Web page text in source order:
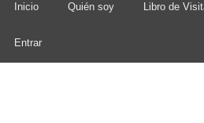
Main menu
Skip to content
Inicio Quién soy Libro de
Entrar